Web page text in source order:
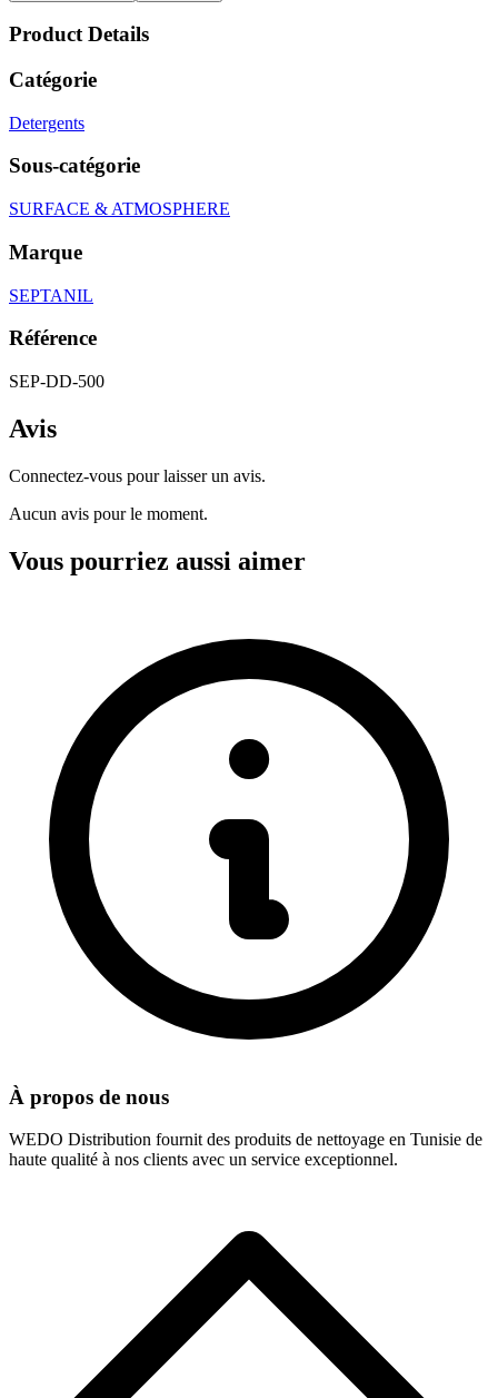
Product Details
Catégorie
Detergents
Sous-catégorie
SURFACE & ATMOSPHERE
Marque
SEPTANIL
Référence
SEP-DD-500
Avis
Connectez-vous pour laisser un avis.
Aucun avis pour le moment.
Vous pourriez aussi aimer
À propos de nous
WEDO Distribution fournit des produits de nettoyage en Tunisie de
haute qualité à nos clients avec un service exceptionnel.